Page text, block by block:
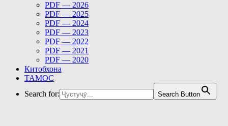
PDF — 2026
PDF — 2025
PDF — 2024
PDF — 2023
PDF — 2022
PDF — 2021
PDF — 2020
Китобхона
ТАМОС
Search for:
Search Button